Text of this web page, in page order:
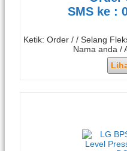
SMS ke :
Ketik: Order / / Selang
Nama anda /